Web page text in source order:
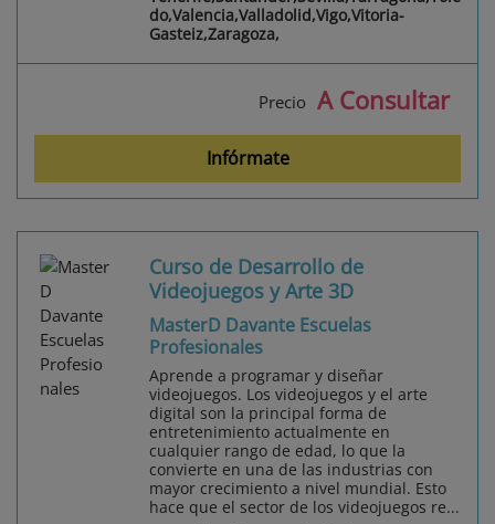
do,Valencia,Valladolid,Vigo,Vitoria-
Gasteiz,Zaragoza,
Precio A Consultar
Infórmate
Curso de Desarrollo de
Videojuegos y Arte 3D
MasterD Davante Escuelas
Profesionales
Aprende a programar y diseñar
videojuegos. Los videojuegos y el arte
digital son la principal forma de
entretenimiento actualmente en
cualquier rango de edad, lo que la
convierte en una de las industrias con
mayor crecimiento a nivel mundial. Esto
hace que el sector de los videojuegos re...